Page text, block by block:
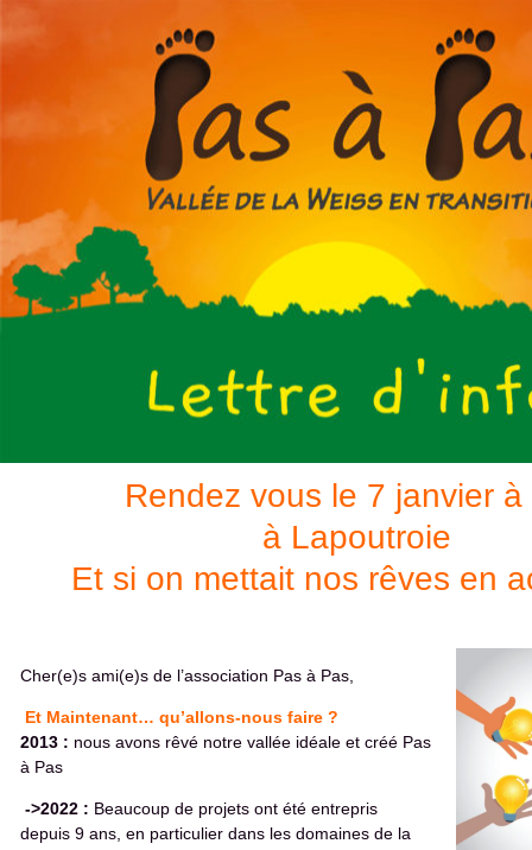
Rendez vous le 7 janvier à
à Lapoutroie
Et si on mettait nos rêves en
Cher(e)s ami(e)s de l’association Pas à Pas,
Et Maintenant… qu’allons-nous faire ?
2013 : nous avons rêvé notre vallée idéale et créé Pas
à Pas
->2022 : Beaucoup de projets ont été entrepris
depuis 9 ans, en particulier dans les domaines de la